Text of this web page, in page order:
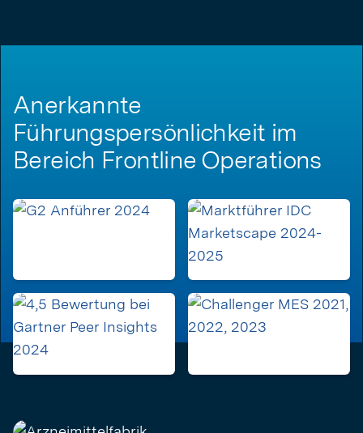
Anerkannte
Führungspersönlichkeit im
Bereich Frontline Operations